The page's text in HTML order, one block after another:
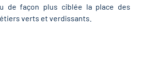
de façon plus ciblée la place des
verts et verdissants.